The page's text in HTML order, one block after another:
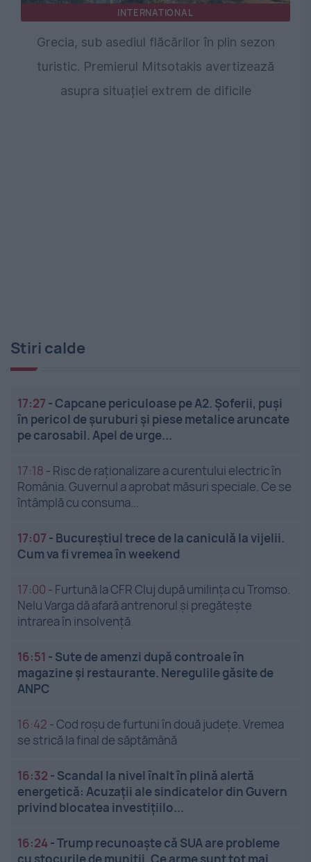
INTERNATIONAL
Grecia, sub asediul flăcărilor în plin sezon
turistic. Premierul Mitsotakis avertizează
asupra situației extrem de dificile
Stiri calde
17:27 -Capcane periculoase pe A2. Șoferii, puși
în pericol de șuruburi și piese metalice aruncate
pe carosabil. Apel de urge...
17:18 - Risc de raționalizare a curentului electric în
România. Guvernul a aprobat măsuri speciale. Ce se
întâmplă cu consuma...
17:07 - Bucureștiul trece de la caniculă la vijelii.
Cum va fi vremea în weekend
17:00 - Furtună la CFR Cluj după umilința cu Tromso.
Nelu Varga dă afară antrenorul și pregătește
intrarea în insolvență
16:51 - Sute de amenzi după controale în
magazine și restaurante. Neregulile găsite de
ANPC
16:42 -Cod roșu de furtuni în două județe. Vremea
se strică la final de săptămână
16:32 - Scandal la nivel înalt în plină alertă
energetică: Acuzații ale sindicatelor din Guvern
privind blocatea investițiilo...
16:24-Trump recunoaște că SUA are probleme